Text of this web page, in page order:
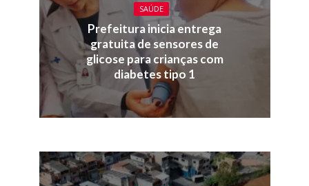
SAÚDE
Prefeitura inicia entrega
gratuita de sensores de
glicose para crianças com
diabetes tipo 1